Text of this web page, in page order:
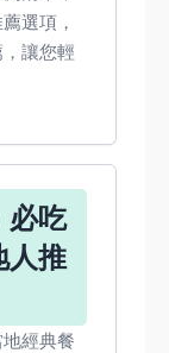
選項，
讓您輕
必吃
人推
經典餐